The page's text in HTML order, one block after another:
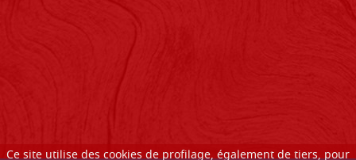
Ce site utilise des cookies de profilage, également de tiers, pour